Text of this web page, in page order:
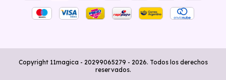
Copyright 11magica - 20299065279 - 2026. Todos los derechos
reservados.